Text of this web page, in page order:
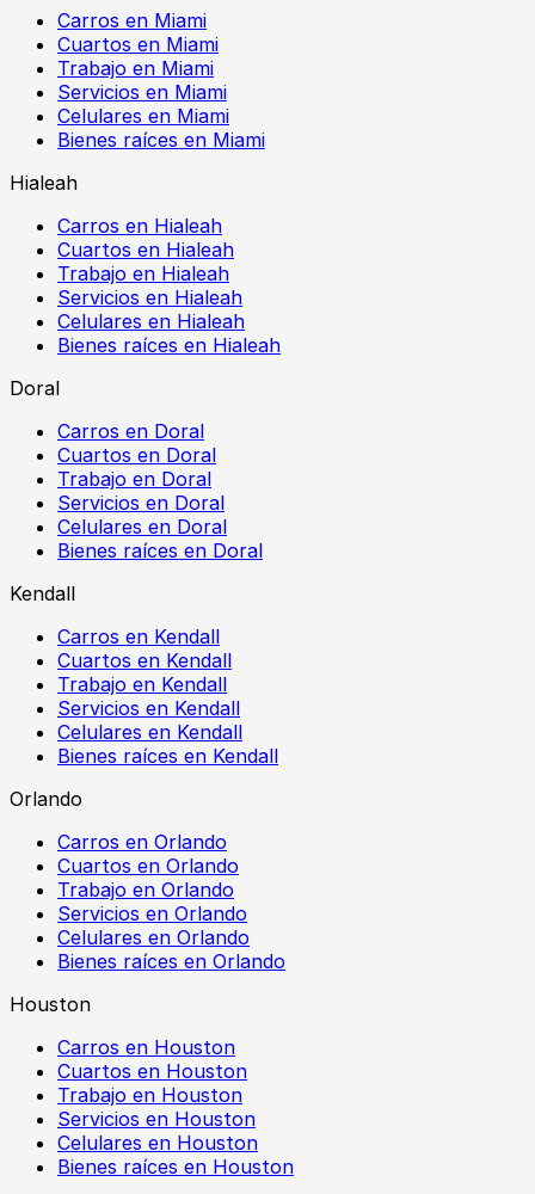
Carros en Miami
Cuartos en Miami
Trabajo en Miami
Servicios en Miami
Celulares en Miami
Bienes raíces en Miami
Hialeah
Carros en Hialeah
Cuartos en Hialeah
Trabajo en Hialeah
Servicios en Hialeah
Celulares en Hialeah
Bienes raíces en Hialeah
Doral
Carros en Doral
Cuartos en Doral
Trabajo en Doral
Servicios en Doral
Celulares en Doral
Bienes raíces en Doral
Kendall
Carros en Kendall
Cuartos en Kendall
Trabajo en Kendall
Servicios en Kendall
Celulares en Kendall
Bienes raíces en Kendall
Orlando
Carros en Orlando
Cuartos en Orlando
Trabajo en Orlando
Servicios en Orlando
Celulares en Orlando
Bienes raíces en Orlando
Houston
Carros en Houston
Cuartos en Houston
Trabajo en Houston
Servicios en Houston
Celulares en Houston
Bienes raíces en Houston